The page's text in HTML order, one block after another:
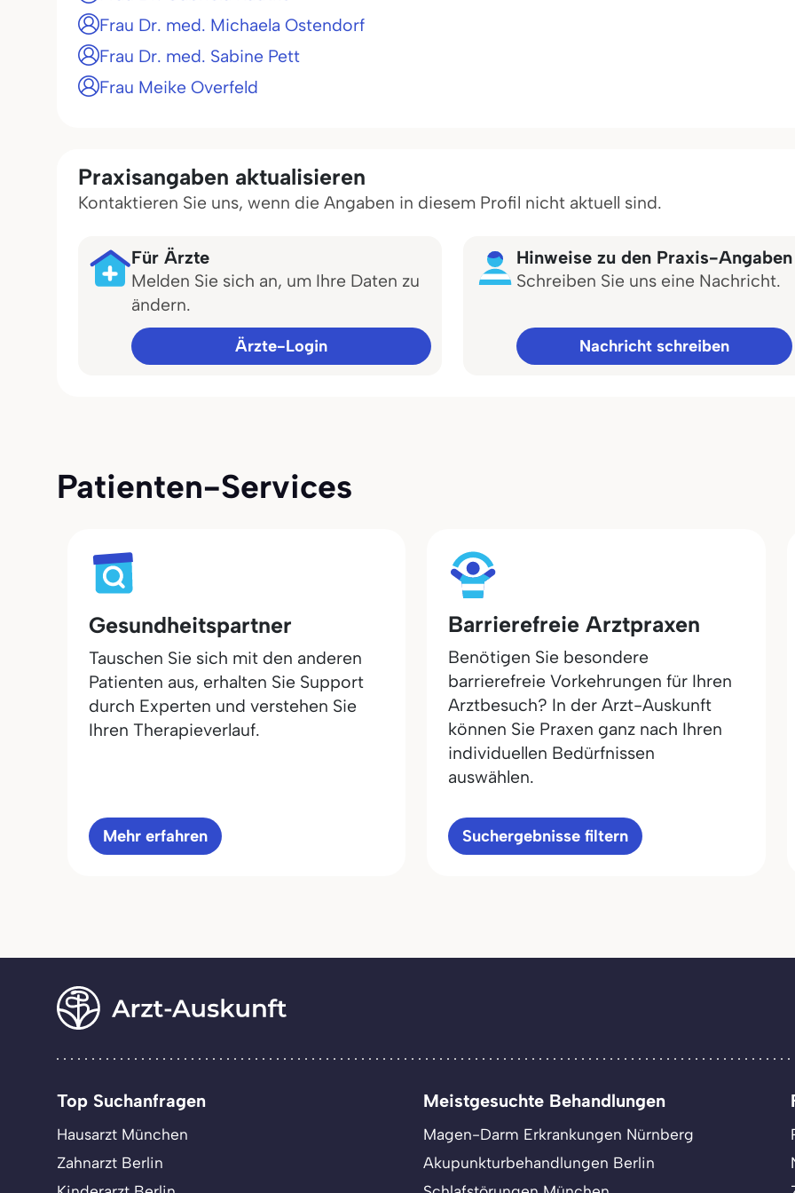
Frau Dr. med. Michaela Ostendorf
Frau Dr. med. Sabine Pett
Frau Meike Overfeld
Praxisangaben aktualisieren
Kontaktieren Sie uns, wenn die Angaben in diesem Profil nicht aktuell sind.
Für Ärzte
Melden Sie sich an, um Ihre Daten zu
ändern.
Ärzte-Login
Hinweise zu den Praxis-Angaben
Schreiben Sie uns eine Nachricht.
Nachricht schreiben
Patienten-Services
Gesundheitspartner
Tauschen Sie sich mit den anderen
Patienten aus, erhalten Sie Support
durch Experten und verstehen Sie
Ihren Therapieverlauf.
Mehr erfahren
Barrierefreie Arztpraxen
Benötigen Sie besondere
barrierefreie Vorkehrungen für Ihren
Arztbesuch? In der Arzt-Auskunft
können Sie Praxen ganz nach Ihren
individuellen Bedürfnissen
auswählen.
Suchergebnisse filtern
Top Suchanfragen
Hausarzt München
Zahnarzt Berlin
Meistgesuchte Behandlungen
Magen-Darm Erkrankungen Nürnberg
Akupunkturbehandlungen Berlin